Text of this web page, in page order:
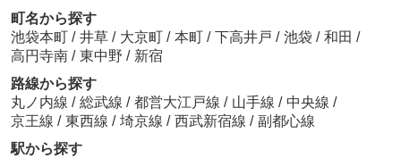
町名から探す
池袋本町 / 井草 / 大京町 / 本町 / 下高井戸 / 池袋 / 和田 /
高円寺南 / 東中野 / 新宿
路線から探す
丸ノ内線 / 総武線 / 都営大江戸線 / 山手線 / 中央線 /
京王線 / 東西線 / 埼京線 / 西武新宿線 / 副都心線
駅から探す